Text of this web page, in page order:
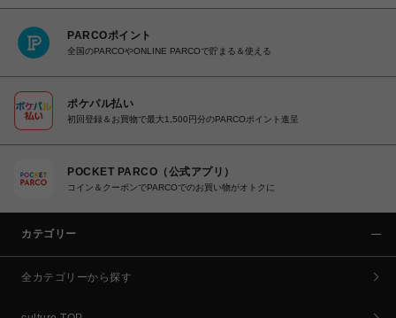
PARCOポイント
全国のPARCOやONLINE PARCOで貯まる＆使える
ポケパル払い
初回登録＆お買物で最大1,500円分のPARCOポイント進呈
POCKET PARCO（公式アプリ）
コイン＆クーポンでPARCOでのお買い物がオトクに
カテゴリー
全カテゴリーから探す